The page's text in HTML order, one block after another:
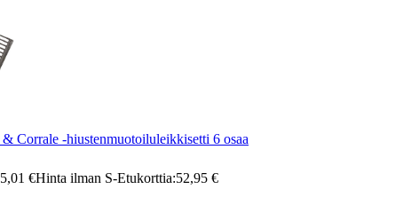
Corrale -hiustenmuotoiluleikkisetti 6 osaa
€Hinta ilman S-Etukorttia:52,95 €